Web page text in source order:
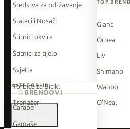
Sredstva za održavanje
Stalaci i Nosači
Štitnici okvira
Štitnici za tijelo
Svjetla
Torbice za Bicikl
Trenažeri
TOP
Giant
Orbea
Liv
Shimano
Wahoo
O'Neal
KATEGORIJE
Čarape
Gamaše
BRENDOVI
